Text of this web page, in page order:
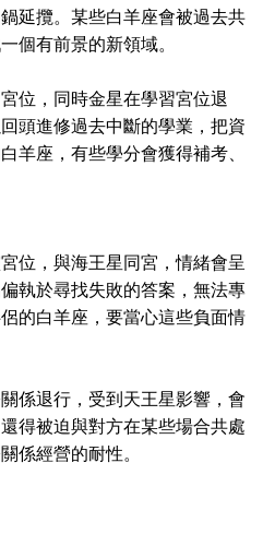
延攬。某些白羊座會被過去共
個有前景的新領域。
位，同時金星在學習宮位退
頭進修過去中斷的學業，把資
羊座，有些學分會獲得補考、
位，與海王星同宮，情緒會呈
執於尋找失敗的答案，無法專
的白羊座，要當心這些負面情
係退行，受到天王星影響，會
得被迫與對方在某些場合共處
係經營的耐性。